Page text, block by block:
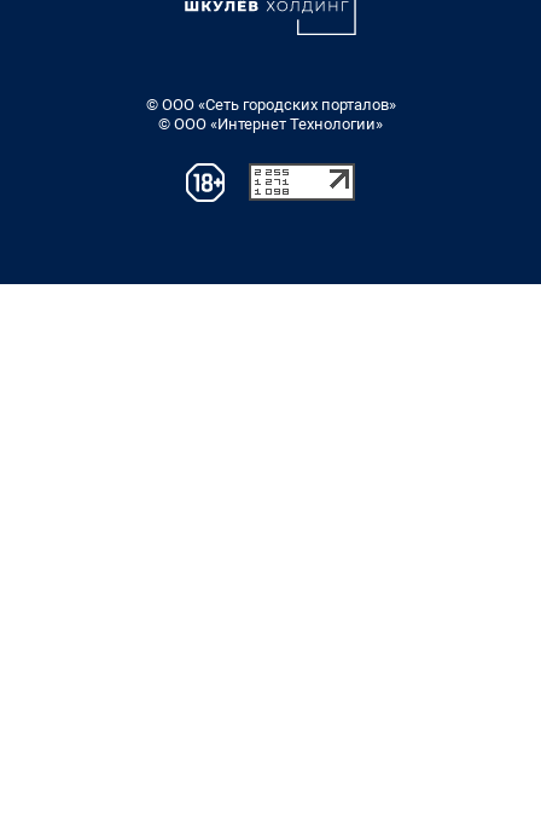
© ООО «Сеть городских порталов»
© ООО «Интернет Технологии»